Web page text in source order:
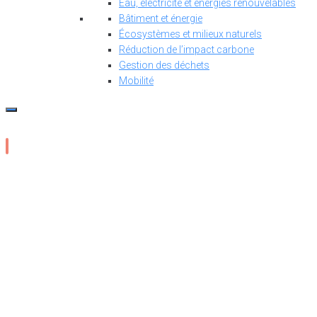
Eau, électricité et énergies renouvelables
Bâtiment et énergie
Écosystèmes et milieux naturels
Réduction de l’impact carbone
Gestion des déchets
Mobilité